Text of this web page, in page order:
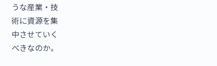
うな産業・技
術に資源を集
中させていく
べきなのか。